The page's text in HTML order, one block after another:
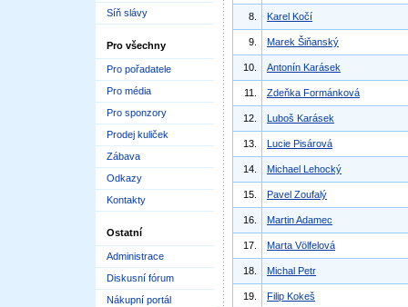
Síň slávy
Pro všechny
Pro pořadatele
Pro média
Pro sponzory
Prodej kuliček
Zábava
Odkazy
Kontakty
Ostatní
Administrace
Diskusní fórum
Nákupní portál
8. Karel Kočí
9. Marek Šiňanský
10. Antonín Karásek
11. Zdeňka Formánková
12. Luboš Karásek
13. Lucie Pisárová
14. Michael Lehocký
15. Pavel Zoufalý
16. Martin Adamec
17. Marta Völfelová
18. Michal Petr
19. Filip Kokeš